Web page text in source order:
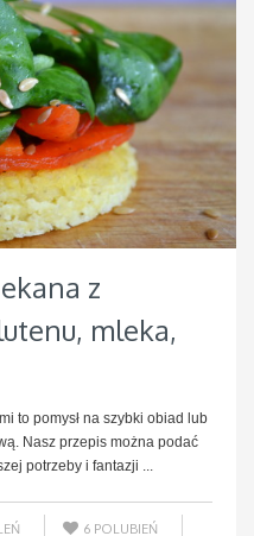
z
mleka,
to pomysł na szybki obiad lub
Nasz przepis można podać
potrzeby i fantazji ...
6 POLUBIEŃ